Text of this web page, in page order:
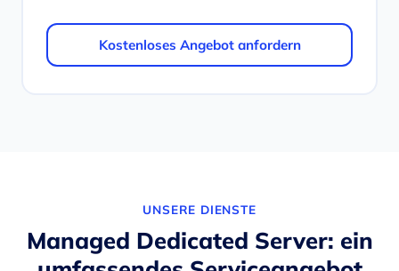
Kostenloses Angebot anfordern
UNSERE DIENSTE
Managed Dedicated Server: ein